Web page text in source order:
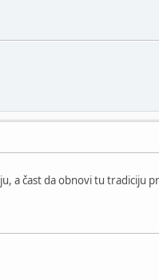
a čast da obnovi tu tradiciju